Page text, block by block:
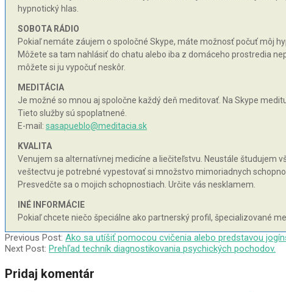
hypnotický hlas.
SOBOTA RÁDIO
Pokiaľ nemáte záujem o spoločné Skype, máte možnosť počuť môj
Môžete sa tam nahlásiť do chatu alebo iba z domáceho prostredia
môžete si ju vypočuť neskôr.
MEDITÁCIA
Je možné so mnou aj spoločne každý deň meditovať. Na Skype
Tieto služby sú spoplatnené.
E-mail: sasapueblo@meditacia.sk
KVALITA
Venujem sa alternatívnej medicíne a liečiteľstvu. Neustále študujem
veštectvu je potrebné vypestovať si množstvo mimoriadnych
Presvedčte sa o mojich schopnostiach. Určite vás nesklamem.
INÉ INFORMÁCIE
Pokiaľ chcete niečo špeciálne ako partnerský profil, špecializované
2004-
02-
Previous Post: Ako sa utíšiť pomocou cvičenia alebo predstavou
Next Post: Prehľad techník diagnostikovania psychických pochodov.
Pridaj komentár